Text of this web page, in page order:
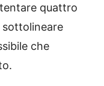
quattro
sottolineare
che